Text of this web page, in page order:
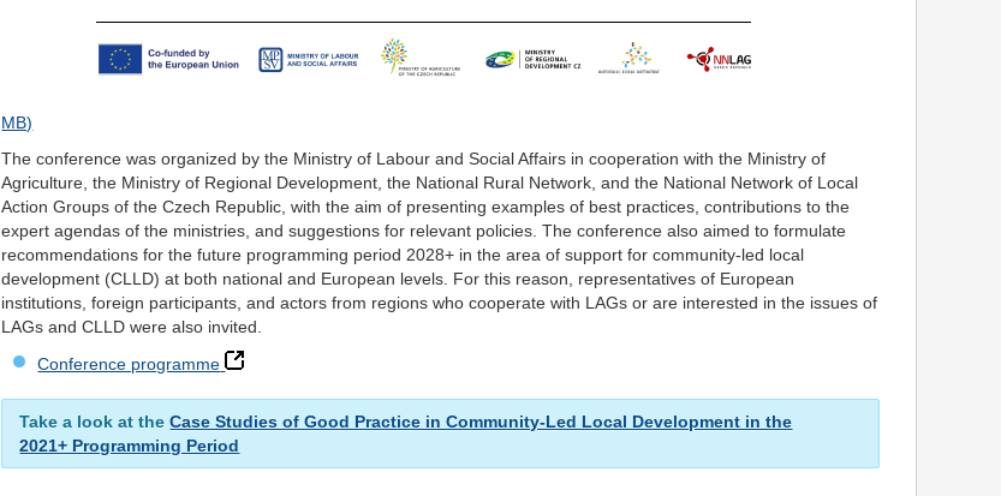
The conference was organized by the Ministry of Labour and Social Affairs in cooperation with the Ministry of
Agriculture, the Ministry of Regional Development, the National Rural Network, and the National Network of Local
Action Groups of the Czech Republic, with the aim of presenting examples of best practices, contributions to the
expert agendas of the ministries, and suggestions for relevant policies. The conference also aimed to formulate
recommendations for the future programming period 2028+ in the area of support for community-led local
development (CLLD) at both national and European levels. For this reason, representatives of European
institutions, foreign participants, and actors from regions who cooperate with LAGs or are interested in the issues of
LAGs and CLLD were also invited.
Conference programme
Take a look at theCase Studies of Good Practice in Community-Led Local Development in the
2021+ Programming Period